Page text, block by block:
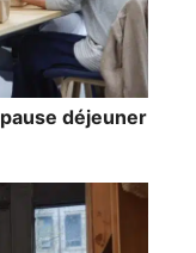
déjeuner